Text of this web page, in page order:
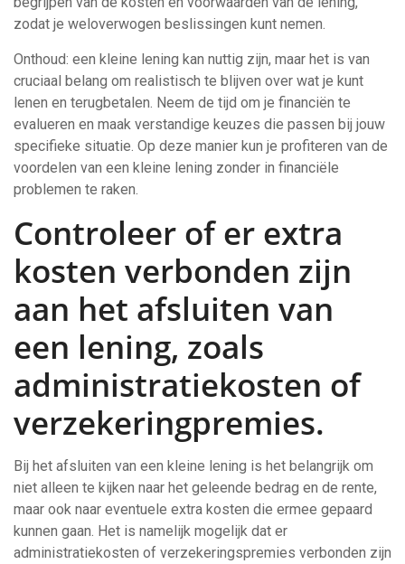
zodat je weloverwogen beslissingen kunt nemen.
Onthoud: een kleine lening kan nuttig zijn, maar het is van
cruciaal belang om realistisch te blijven over wat je kunt
lenen en terugbetalen. Neem de tijd om je financiën te
evalueren en maak verstandige keuzes die passen bij jouw
specifieke situatie. Op deze manier kun je profiteren van de
voordelen van een kleine lening zonder in financiële
problemen te raken.
Controleer of er extra
kosten verbonden zijn
aan het afsluiten van
een lening, zoals
administratiekosten of
verzekeringpremies.
Bij het afsluiten van een kleine lening is het belangrijk om
niet alleen te kijken naar het geleende bedrag en de rente,
maar ook naar eventuele extra kosten die ermee gepaard
kunnen gaan. Het is namelijk mogelijk dat er
administratiekosten of verzekeringspremies verbonden zijn